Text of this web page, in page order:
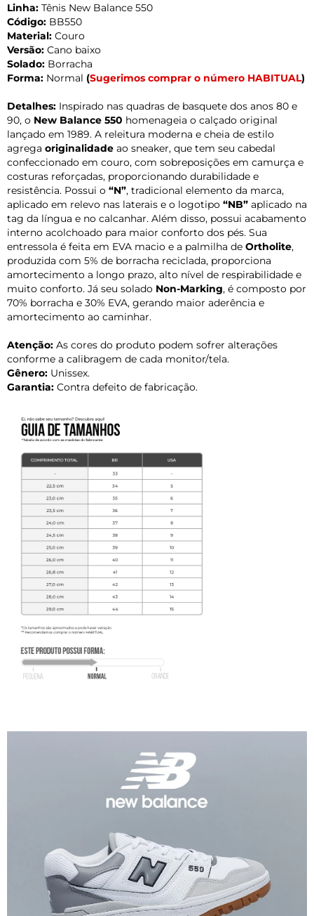
Linha: Tênis New Balance 550
Código: BB550
Material: Couro
Versão: Cano baixo
Solado: Borracha
Forma: Normal (Sugerimos comprar o número HABITUAL)
Detalhes: Inspirado nas quadras de basquete dos anos 80 e
90, o New Balance 550 homenageia o calçado original
lançado em 1989. A releitura moderna e cheia de estilo
agrega originalidade ao sneaker, que tem seu cabedal
confeccionado em couro, com sobreposições em camurça e
costuras reforçadas, proporcionando durabilidade e
resistência. Possui o “N”, tradicional elemento da marca,
aplicado em relevo nas laterais e o logotipo “NB” aplicado na
tag da língua e no calcanhar. Além disso, possui acabamento
interno acolchoado para maior conforto dos pés. Sua
entressola é feita em EVA macio e a palmilha de Ortholite,
produzida com 5% de borracha reciclada, proporciona
amortecimento a longo prazo, alto nível de respirabilidade e
muito conforto. Já seu solado Non-Marking, é composto por
70% borracha e 30% EVA, gerando maior aderência e
amortecimento ao caminhar.
Atenção: As cores do produto podem sofrer alterações
conforme a calibragem de cada monitor/tela.
Gênero: Unissex.
Garantia: Contra defeito de fabricação.